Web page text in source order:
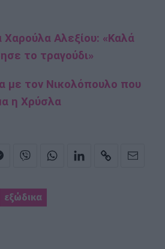
Χαρούλα Αλεξίου: «Καλά
το τραγούδι»
με τον Νικολόπουλο που
η Χρύσλα
εξώδικα